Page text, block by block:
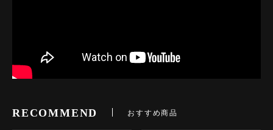
RECOMMEND おすすめ商品